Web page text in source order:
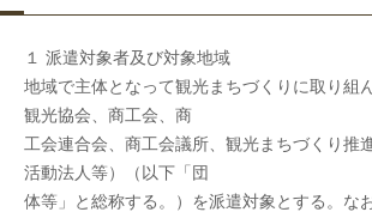
１ 派遣対象者及び対象地域
地域で主体となって観光まちづくりに取り組
観光協会、商工会、商
工会連合会、商工会議所、観光まちづくり推
活動法人等）（以下「団
体等」と総称する。）を派遣対象とする。な